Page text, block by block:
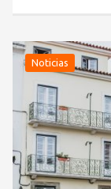
Noticias